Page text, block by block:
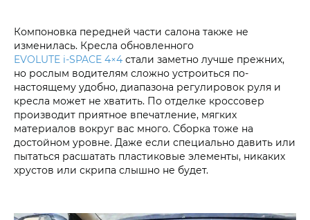
Компоновка передней части салона также не
изменилась. Кресла обновленного
EVOLUTE i‑SPACE 4×4 стали заметно лучше прежних,
но рослым водителям сложно устроиться по-
настоящему удобно, диапазона регулировок руля и
кресла может не хватить. По отделке кроссовер
производит приятное впечатление, мягких
материалов вокруг вас много. Сборка тоже на
достойном уровне. Даже если специально давить или
пытаться расшатать пластиковые элементы, никаких
хрустов или скрипа слышно не будет.